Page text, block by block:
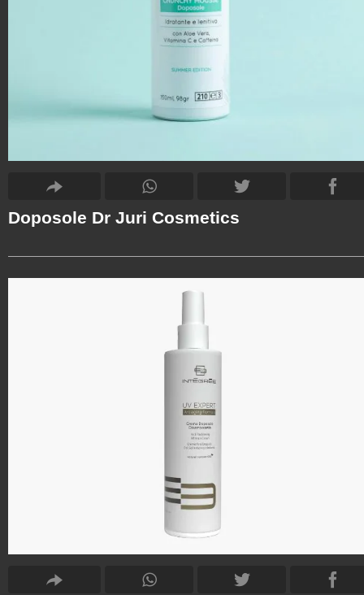
Doposole Dr Juri Cosmetics